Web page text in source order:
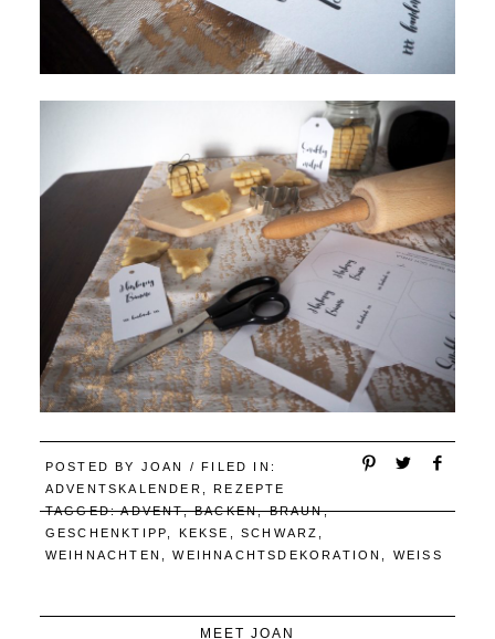
POSTED BY JOAN
/ FILED IN:
ADVENTSKALENDER
,REZEPTE
TAGGED:ADVENT,BACKEN,BRAUN,
GESCHENKTIPP
KEKSE ,SCHWARZ
WEIHNACHTEN
,WEIHNACHTSDEKORATION WEISS
MEET JOAN